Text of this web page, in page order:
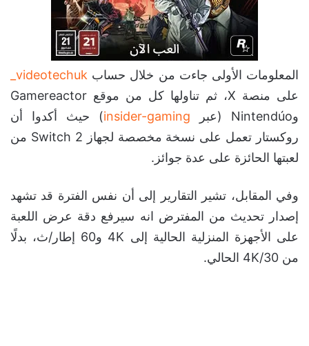
المعلومات الأولى جاءت من خلال حساب videotechuk_
على منصة X، ثم تناولها كل من موقع Gamereactor
وNintendúo (عبر
insider-gaming) حيث أكدوا أن
روكستار تعمل على نسخة مخصصة لجهاز Switch 2 من
لعبتها الحائزة على عدة جوائز.
وفي المقابل، تشير التقارير إلى أن نفس الفترة قد تشهد
إصدار تحديث من المفترض انه سيرفع دقة عرض اللعبة
على الأجهزة المنزلية الحالية إلى 4K و60 إطار/ث، بدلًا
من 4K/30 الحالي.